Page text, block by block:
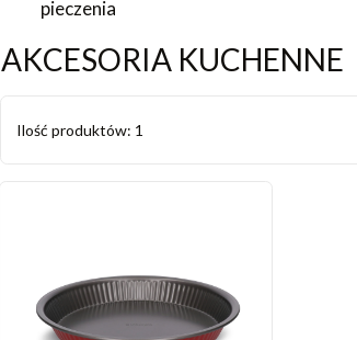
pieczenia
AKCESORIA KUCHENNE
Ilość produktów: 1